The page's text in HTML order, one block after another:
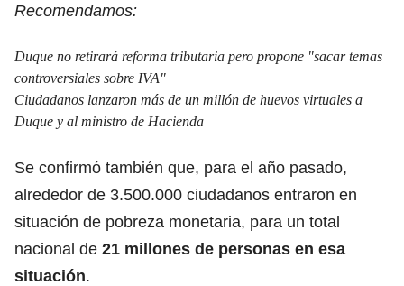
Recomendamos:
Duque no retirará reforma tributaria pero propone "sacar temas
controversiales sobre IVA"
Ciudadanos lanzaron más de un millón de huevos virtuales a
Duque y al ministro de Hacienda
Se confirmó también que, para el año pasado,
alrededor de 3.500.000 ciudadanos entraron en
situación de pobreza monetaria, para un total
nacional de 21 millones de personas en esa
situación.